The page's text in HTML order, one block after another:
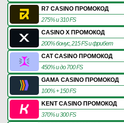
R7 CASINO ПРОМОКОД
275% и 310 FS
CASINO X ПРОМОКОД
200% бонус, 215 FS и фрибет
CAT CASINO ПРОМОКОД
450% и до 700 FS
GAMA CASINO ПРОМОКОД
100% + 150 FS
KENT CASINO ПРОМОКОД
370% и 300 FS